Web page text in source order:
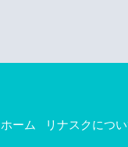
ホーム リナスクにつ